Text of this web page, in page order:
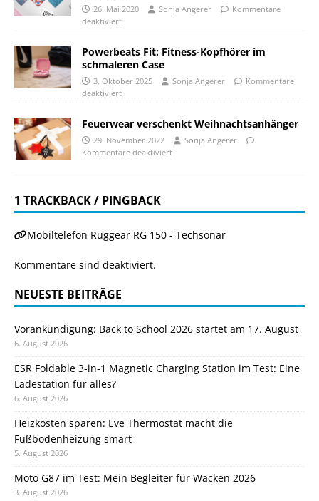
26. Mai 2020 Sonja Angerer
Kommentare
deaktiviert
Powerbeats Fit: Fitness-Kopfhörer im
schmaleren Case
3. Oktober 2025 Sonja Angerer
Kommentare
deaktiviert
Feuerwear verschenkt Weihnachtsanhänger
29. November 2022
Sonja Angerer
Kommentare deaktiviert
1 TRACKBACK / PINGBACK
Mobiltelefon Ruggear RG 150 - Techsonar
Kommentare sind deaktiviert.
NEUESTE BEITRÄGE
Vorankündigung: Back to School 2026 startet am 17. August
6. August 2026
ESR Foldable 3-in-1 Magnetic Charging Station im Test: Eine
Ladestation für alles?
6. August 2026
Heizkosten sparen: Eve Thermostat macht die
Fußbodenheizung smart
5. August 2026
Moto G87 im Test: Mein Begleiter für Wacken 2026
3. August 2026